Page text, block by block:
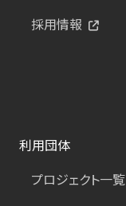
採用情報
利用団体
プロジェクト一覧